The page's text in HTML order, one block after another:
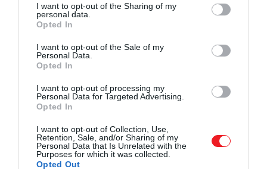
not limited to your visit or usage behaviour. You may click to
grant or deny consent to Google and its third-party tags to
use your data for below specified purposes in below Google
consent section.
I want to opt-out of the Sharing of my
personal data.
Opted In
I want to opt-out of the Sale of my
Personal Data.
Opted In
I want to opt-out of processing my
Personal Data for Targeted Advertising.
Opted In
I want to opt-out of Collection, Use,
Retention, Sale, and/or Sharing of my
Personal Data that Is Unrelated with the
Purposes for which it was collected.
Opted Out
Az egyik fontos szabályaz olaj felhevítésével
kapcsolatos: a tojást
forró olajon
kell sütnünk.
Magas hőfokon melegítsük 3 percig, amíg csillogóvá
nem válik. Érdemes külön tálban feltörni a tojást, és
ha ez megvan, abból öntsük óvatosan a
serpenyőbe. Ezzel a lépéssel megakadályozzuk,
hogy a tojáshéj is belesüljön az ételbe. Mivel a
reggelipillanatok alatt elkészül, maradjunk végig a
konyhában az étel mellett.